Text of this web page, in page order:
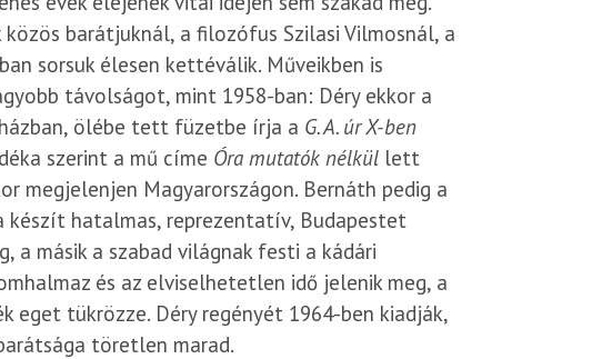
barátjuknál, a filozófus Szilasi Vilmosnál, a
sorsuk élesen kettéválik. Műveikben is
távolságot, mint 1958-ban: Déry ekkor a
ölébe tett füzetbe írja a G. A. úr X-ben
szerint a mű címe Óra mutatók nélküllett
megjelenjen Magyarországon. Bernáth pedig a
hatalmas, reprezentatív, Budapestet
a másik a szabad világnak festi a kádári
és az elviselhetetlen idő jelenik meg, a
eget tükrözze. Déry regényét 1964-ben kiadják,
töretlen marad.